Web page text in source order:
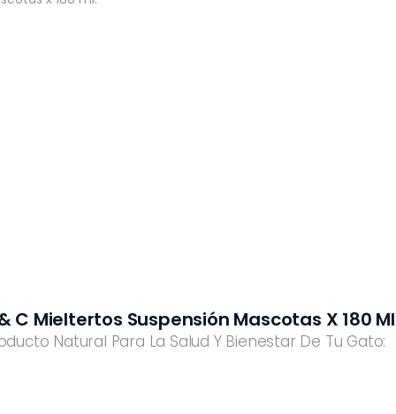
Natural Para La Salud Y Bienestar De Tu Gato:
C Mieltertos Suspensión Mascotas X 180